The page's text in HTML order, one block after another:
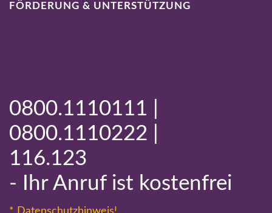
FÖRDERUNG & UNTERSTÜTZUNG
0800.1110111 |
0800.1110222 |
116.123
- Ihr Anruf ist kostenfrei